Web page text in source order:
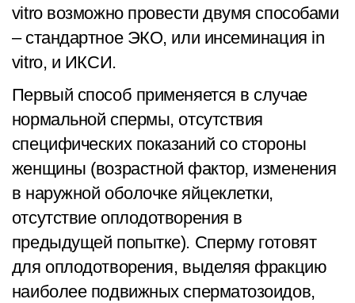
vitro возможно провести двумя способами
– стандартное ЭКО, или инсеминация in
vitro, и ИКСИ.
Первый способ применяется в случае
нормальной спермы, отсутствия
специфических показаний со стороны
женщины (возрастной фактор, изменения
в наружной оболочке яйцеклетки,
отсутствие оплодотворения в
предыдущей попытке). Сперму готовят
для оплодотворения, выделяя фракцию
наиболее подвижных сперматозоидов,